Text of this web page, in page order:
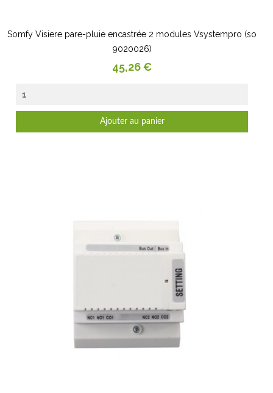
Somfy Visiere pare-pluie encastrée 2 modules Vsystempro (so
9020026)
Prix
45,26 €
Ajouter au panier